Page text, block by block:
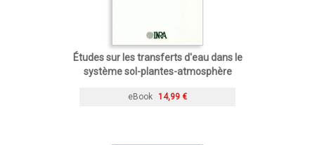
Études sur les transferts d'eau dans le
système sol-plantes-atmosphère
eBook 14,99 €